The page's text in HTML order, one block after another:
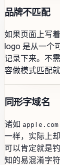
品牌不匹配
如果页面上写
logo 是从一个
记录下来。不
容做模式匹配就
同形字域名
诸如 аррӏе.com
一样，实际上
可以肯定就是
知的易混淆字